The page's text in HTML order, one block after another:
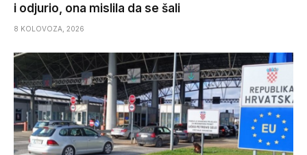
i odjurio, ona mislila da se šali
8 KOLOVOZA, 2026